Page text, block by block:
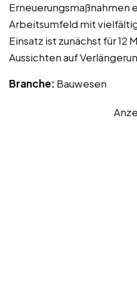
Erneuerungsmaßnahmen
Arbeitsumfeld mit
Einsatz ist zunächst für
Aussichten auf
Branche: Bauwesen